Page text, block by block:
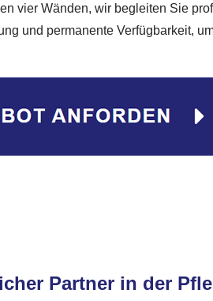
vier Wänden, wir begleiten Sie
und permanente Verfügbarkeit,
Partner in der